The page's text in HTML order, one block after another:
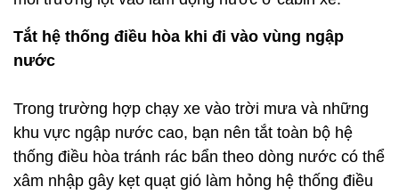
xâm nhập gây kẹt quạt gió làm hỏng hệ thống điều
hòa.
Bảo dưỡng hệ thống điều hòa đúng định kỳ
Bảo dưỡng và vệ sinh hệ thống điều hòa định kỳ
giúp bảo đảm hệ thống luôn hoạt động tốt, tăng tuổi
thọ hệ thống và kịp thời phát hiện hư hỏng sửa
chữa. Hơn nữa nó còn mang lại nhiều lợi ích như